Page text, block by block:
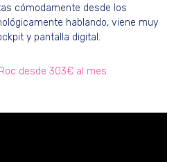
cómodamente desde los
hablando, viene muy
y pantalla digital.
desde 303€ al mes.